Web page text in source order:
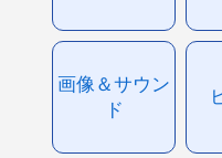
画像＆サウン
ド